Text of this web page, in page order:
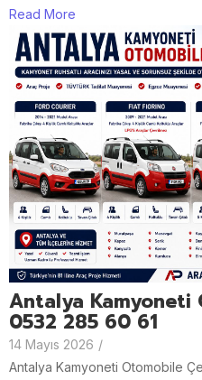
Read More
Antalya Kamyoneti
0532 285 60 61
14 Mayıs 2026 /
Antalya Kamyoneti Otomobile